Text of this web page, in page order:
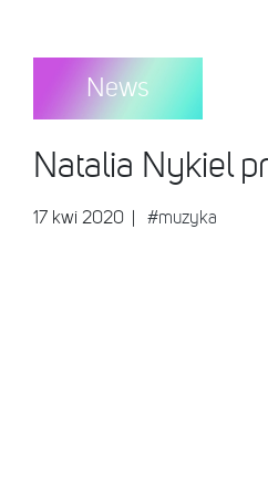
News
Natalia Nykiel
17 kwi 2020 #muzyka